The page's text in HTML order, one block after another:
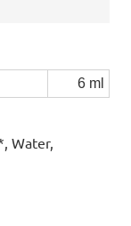
6 ml
Water,